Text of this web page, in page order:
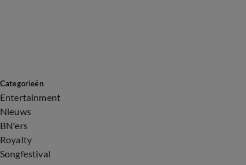
Categorieën
Entertainment
Nieuws
BN'ers
Royalty
Songfestival